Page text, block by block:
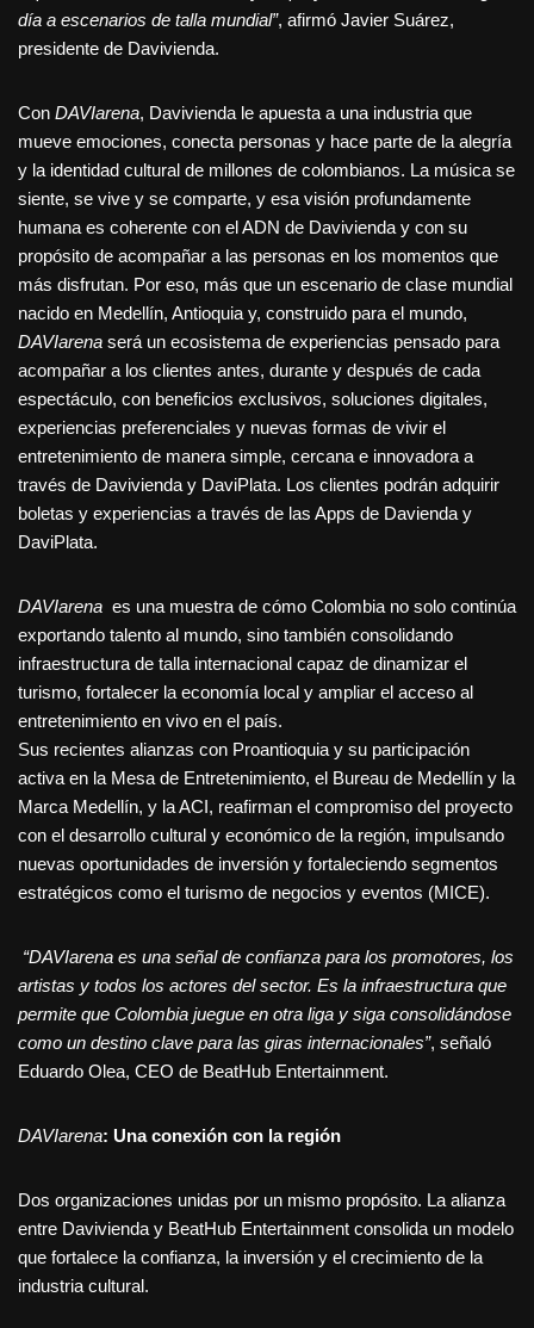
día a escenarios de talla mundial”, afirmó Javier Suárez,
presidente de Davivienda.
Con DAVIarena, Davivienda le apuesta a una industria que
mueve emociones, conecta personas y hace parte de la alegría
y la identidad cultural de millones de colombianos. La música se
siente, se vive y se comparte, y esa visión profundamente
humana es coherente con el ADN de Davivienda y con su
propósito de acompañar a las personas en los momentos que
más disfrutan. Por eso, más que un escenario de clase mundial
nacido en Medellín, Antioquia y, construido para el mundo,
DAVIarena será un ecosistema de experiencias pensado para
acompañar a los clientes antes, durante y después de cada
espectáculo, con beneficios exclusivos, soluciones digitales,
experiencias preferenciales y nuevas formas de vivir el
entretenimiento de manera simple, cercana e innovadora a
través de Davivienda y DaviPlata. Los clientes podrán adquirir
boletas y experiencias a través de las Apps de Davienda y
DaviPlata.
DAVIarena es una muestra de cómo Colombia no solo continúa
exportando talento al mundo, sino también consolidando
infraestructura de talla internacional capaz de dinamizar el
turismo, fortalecer la economía local y ampliar el acceso al
entretenimiento en vivo en el país.
Sus recientes alianzas con Proantioquia y su participación
activa en la Mesa de Entretenimiento, el Bureau de Medellín y la
Marca Medellín, y la ACI, reafirman el compromiso del proyecto
con el desarrollo cultural y económico de la región, impulsando
nuevas oportunidades de inversión y fortaleciendo segmentos
estratégicos como el turismo de negocios y eventos (MICE).
“DAVIarena es una señal de confianza para los promotores, los
artistas y todos los actores del sector. Es la infraestructura que
permite que Colombia juegue en otra liga y siga consolidándose
como un destino clave para las giras internacionales”, señaló
Eduardo Olea, CEO de BeatHub Entertainment.
DAVIarena: Una conexión con la región
Dos organizaciones unidas por un mismo propósito. La alianza
entre Davivienda y BeatHub Entertainment consolida un modelo
que fortalece la confianza, la inversión y el crecimiento de la
industria cultural.